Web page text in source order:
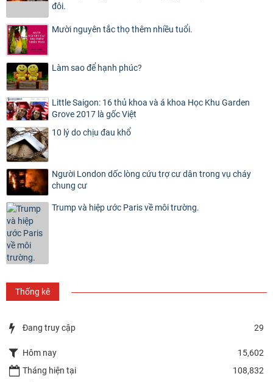
đôi.
Mười nguyên tắc thọ thêm nhiều tuổi.
Làm sao để hạnh phúc?
Little Saigon: 16 thủ khoa và á khoa Học Khu Garden
Grove 2017 là gốc Việt
10 lý do chịu đau khổ
Người London dốc lòng cứu trợ cư dân trong vụ cháy
chung cư
Trump và hiệp ước Paris về môi trường.
Thống kê
Đang truy cập 29
Hôm nay
15,602
Tháng hiện tại
108,832